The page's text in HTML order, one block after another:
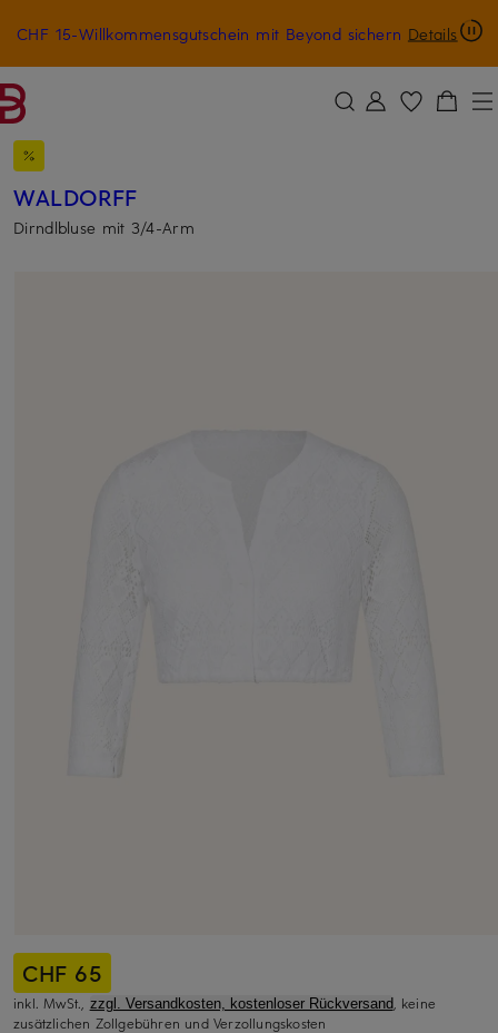
ZUM HAUPTINHALT ÜBERSPRINGEN ZUM SUCHFELD ÜBERSPRINGEN
CHF 15-Willkommensgutschein mit Beyond sichern Details
WALDORFF
Dirndlbluse mit 3/4-Arm
CHF 65
inkl. MwSt., zzgl. Versandkosten, kostenloser Rückversand, keine
zusätzlichen Zollgebühren und Verzollungskosten